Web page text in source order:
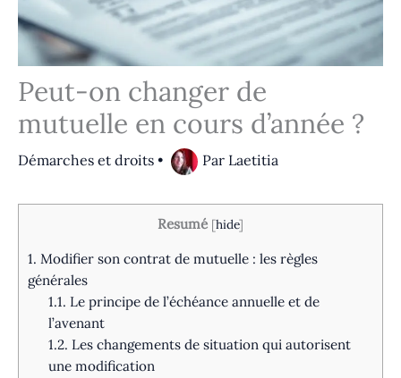
Peut-on changer de
mutuelle en cours d’année ?
Démarches et droits • Par Laetitia
Resumé [hide]
1. Modifier son contrat de mutuelle : les règles
générales
1.1. Le principe de l’échéance annuelle et de
l’avenant
1.2. Les changements de situation qui autorisent
une modification